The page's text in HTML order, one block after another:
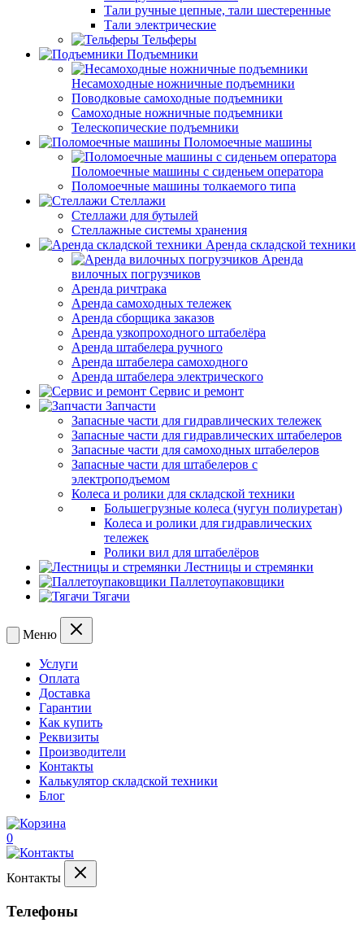
Тали ручные цепные, тали шестеренные
Тали электрические
Тельферы
Подъемники
Несамоходные ножничные подъемники
Поводковые самоходные подъемники
Самоходные ножничные подъемники
Телескопические подъемники
Поломоечные машины
Поломоечные машины с сиденьем оператора
Поломоечные машины толкаемого типа
Стеллажи
Стеллажи для бутылей
Стеллажные системы хранения
Аренда складской техники
Аренда
вилочных погрузчиков
Аренда ричтрака
Аренда самоходных тележек
Аренда сборщика заказов
Аренда узкопроходного штабелёра
Аренда штабелера ручного
Аренда штабелера самоходного
Аренда штабелера электрического
Сервис и ремонт
Запчасти
Запасные части для гидравлических тележек
Запасные части для гидравлических штабелеров
Запасные части для самоходных штабелеров
Запасные части для штабелеров с
электроподъемом
Колеса и ролики для складской техники
Большегрузные колеса (чугун полиуретан)
Колеса и ролики для гидравлических
тележек
Ролики вил для штабелёров
Лестницы и стремянки
Паллетоупаковщики
Тягачи
Меню
Услуги
Оплата
Доставка
Гарантии
Как купить
Реквизиты
Производители
Контакты
Калькулятор складской техники
Блог
0
Контакты
Телефоны